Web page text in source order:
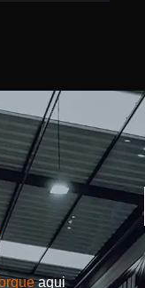
aqui